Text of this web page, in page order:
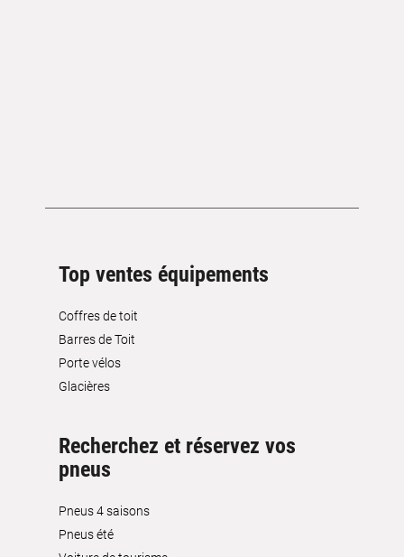
Top ventes équipements
Coffres de toit
Barres de Toit
Porte vélos
Glacières
Recherchez et réservez vos
pneus
Pneus 4 saisons
Pneus été